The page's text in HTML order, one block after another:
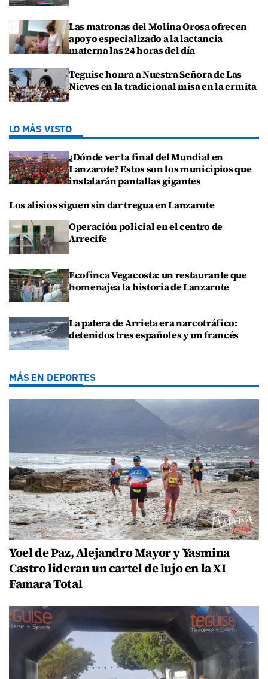
Las matronas del Molina Orosa ofrecen
apoyo especializado a la lactancia
materna las 24 horas del día
Teguise honra a Nuestra Señora de Las
Nieves en la tradicional misa en la ermita
LO MÁS VISTO
¿Dónde ver la final del Mundial en
Lanzarote? Estos son los municipios que
instalarán pantallas gigantes
Los alisios siguen sin dar tregua en Lanzarote
Operación policial en el centro de
Arrecife
Ecofinca Vegacosta: un restaurante que
homenajea la historia de Lanzarote
La patera de Arrieta era narcotráfico:
detenidos tres españoles y un francés
MÁS EN DEPORTES
Yoel de Paz, Alejandro Mayor y Yasmina
Castro lideran un cartel de lujo en la XI
Famara Total